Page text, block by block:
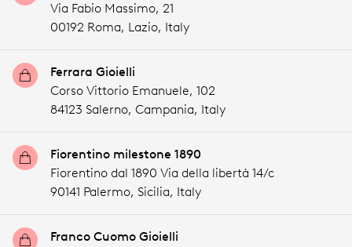
Via Fabio Massimo, 21
00192 Roma, Lazio, Italy
Ferrara Gioielli
Corso Vittorio Emanuele, 102
84123 Salerno, Campania, Italy
Fiorentino milestone 1890
Fiorentino dal 1890 Via della libertà 14/c
90141 Palermo, Sicilia, Italy
Franco Cuomo Gioielli